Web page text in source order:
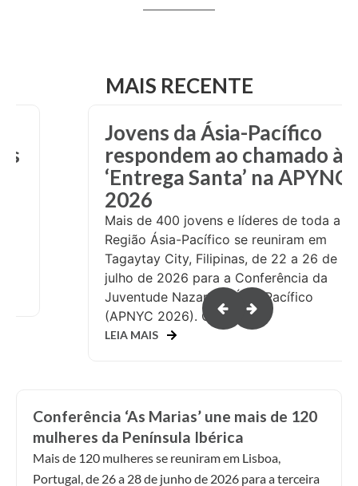
MAIS RECENTE
à
Participantes da NYC se
reúnem e compartilham
esperança
Como seria se mais de 10.000
adolescentes fossem convidados à
servir pessoas necessitadas? Essa
pergunta foi respondida na Conferência
da Juventude Nazarena (NYC) 2026,
realizada em Salt Lake City, Ut...
LEIA MAIS
Conferência ‘As Marias’ une mais de 120
mulheres da Península Ibérica
Mais de 120 mulheres se reuniram em Lisboa,
Portugal, de 26 a 28 de junho de 2026 para a terceira